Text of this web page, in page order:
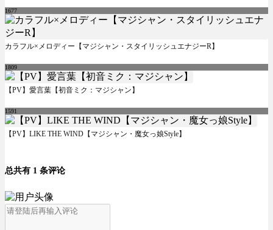
1677
カラフル×メロディー【マジシャン・スタイリッシュエナジーR】
1809
【PV】愛言葉【初音ミク：マジシャン】
1591
【PV】LIKE THE WIND【マジシャン・魔女っ娘Style】
总共有 1 条评论